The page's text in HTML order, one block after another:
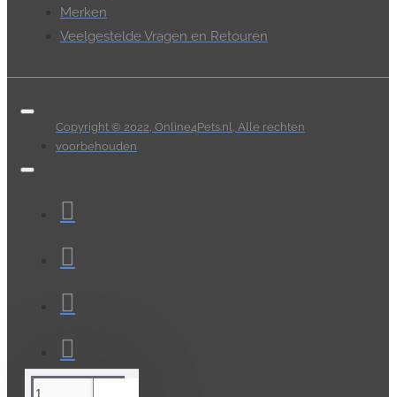
Merken
Veelgestelde Vragen en Retouren
Copyright © 2022, Online4Pets.nl, Alle rechten
voorbehouden